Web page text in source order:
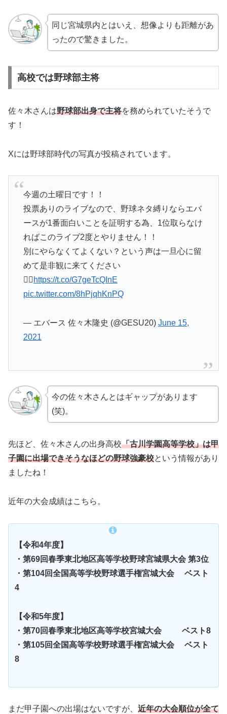
同じ宮城県内とはいえ、想像よりも距離があ
ったので驚きました。
高校では野球部主将
佐々木さんは野球部出身で主将を務められていたそうで
す！
Xには野球部時代の写真が投稿されています。
今週の土曜日です！！
投票ありのライブなので、野球ネタ縛りならエバ
ースが1番面白いことを証明する為、1位取らなけ
ればこのライブ2度とやりません！！
別にやらなくてよくない？という声は一旦心に留
めて是非観に来てください
🙋‍♂️ https://t.co/G7geTcQInE
pic.twitter.com/8hPjqhKnPQ
— エバース 佐々木隆史 (@GESU20) June 15,
2021
今の佐々木さんとはギャップがあります
(笑)。
先ほど、佐々木さんの出身高校「古川学園高等学校」は甲
子園に出場できそうなほどの野球強豪校という情報があり
ましたね！
近年の大会成績はこちら。
【令和4年度】
・第69回春季東北地区高等学校野球宮城県大会 第3位
・第104回全国高等学校野球選手権宮城大会 ベスト
4
【令和5年度】
・第70回春季東北地区高等学校宮城大会 ベスト8
・第105回全国高等学校野球選手権宮城大会 ベスト
8
まだ甲子園への出場はないですが、 近年の大会順位が全て